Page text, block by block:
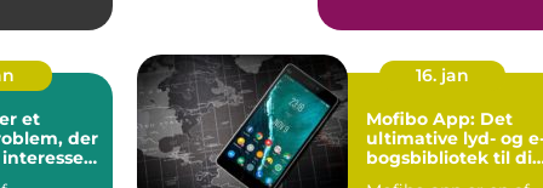
designet til
sportsbetti...
et
der
16. jan
Mofibo App: Det
ultimative lyd- og
bogsbibliotek til din